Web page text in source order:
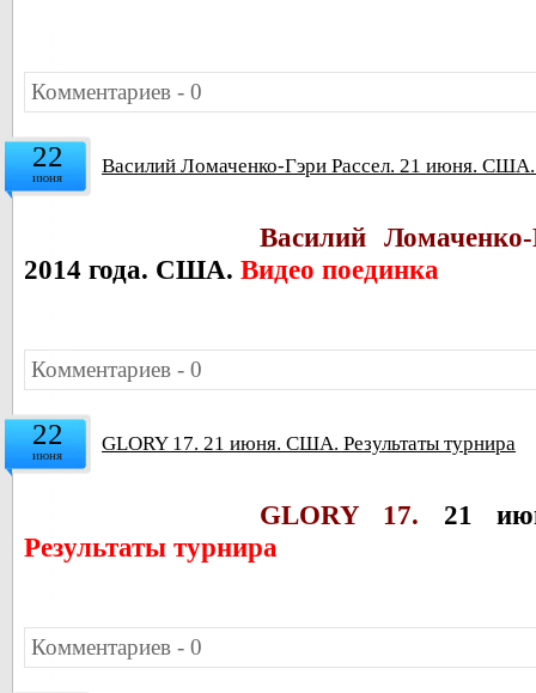
Комментариев - 0
22
июня Василий Ломаченко-Гэри Рассел. 21 июня.
Василий
2014 года. США. Видео поединка
Комментариев - 0
22
июня GLORY 17. 21 июня. США. Результаты турнира
GLORY 17. 21
Результаты турнира
Комментариев - 0